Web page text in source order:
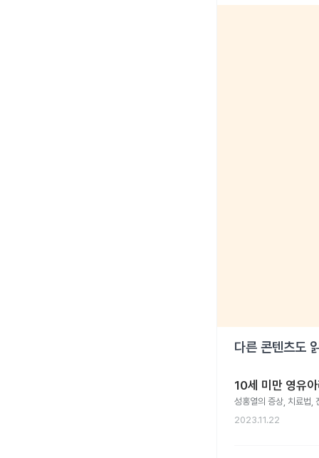
다른 콘텐츠도
10세 미만 영유
성홍열의 증상, 치료법,
2023.11.22